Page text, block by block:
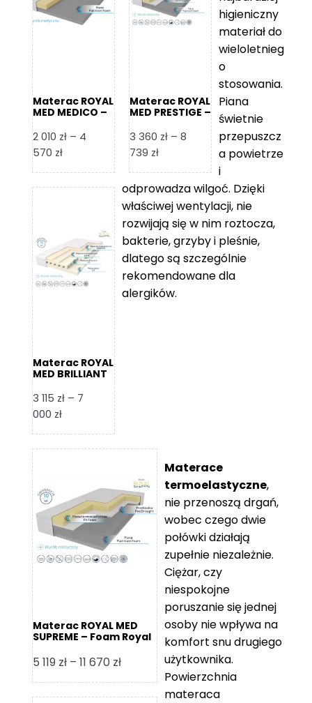
865 zł
Materac ROYAL
MED MEDICO –
2 010 zł – 4
570 złZakres
od
4
570 zł
Materac ROYAL
MED PRESTIGE –
3 360 zł – 8
739 złZakres
od
3
360 zł
do
8
739 zł
Materac ROYAL
MED BRILLIANT
3 115 zł – 7
000 złZakres
od
7
000 zł
higieniczny
materiał do
wieloletnieg
o
stosowania.
Piana
świetnie
przepuszcz
a powietrze
i
odprowadza wilgoć. Dzięki
właściwej wentylacji, nie
rozwijają się w nim roztocza,
bakterie, grzyby i pleśnie,
dlatego są szczególnie
rekomendowane dla
alergików.
Materac ROYAL MED
SUPREME – Foam Royal
5 119 zł – 11 670 złZakres
cen:
od
Materace
termoelastyczne,
nie przenoszą drgań,
wobec czego dwie
połówki działają
zupełnie niezależnie.
Ciężar, czy
niespokojne
poruszanie się jednej
osoby nie wpływa na
komfort snu drugiego
użytkownika.
Powierzchnia
materaca